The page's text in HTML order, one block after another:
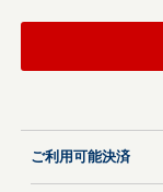
ご利用可能決済